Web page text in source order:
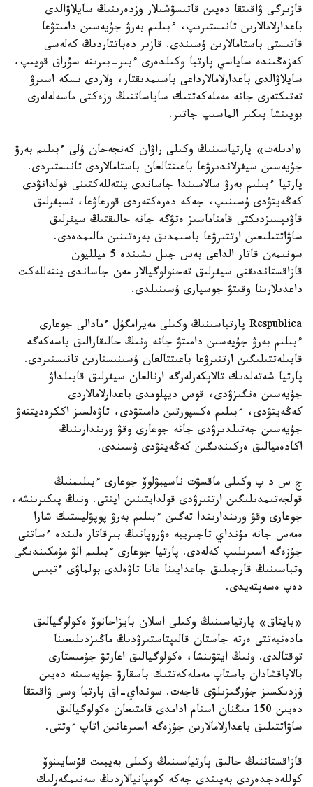
قازىرگى ۋاقىتقا دەيىن قاتىسۋشىلار وزدەرىنىڭ سايلاۋالدى
باعدارلامالارىن تانىستىرىپ، ءبىلىم بەرۋ جۇيەسىن دامىتۋعا
قاتىستى باستامالارىن ۇسىندى. قازىر دەباتتاردىڭ كەلەسى
كەزەڭىندە ساياسي پارتيا وكىلدەرى ءبىر-بىرىنە سۇراق قويىپ،
سايلاۋالدى باعدارلامالارداعى باسىمدىقتار، ولاردى ىسكە اسىرۋ
تەتىكتەرى جانە مەملەكەتتىك ساياساتتىڭ وزەكتى ماسەلەلەرى
بويىنشا پىكىر الماسىپ جاتىر.
«ادىلەت» پارتياسىنىڭ وكىلى راۋان كەنجەحان ۇلى ءبىلىم بەرۋ
جۇيەسىن سيفرلاندىرۋعا باعىتتالعان باستامالاردى تانىستىردى.
پارتيا ءبىلىم بەرۋ سالاسىندا جاساندى ينتەللەكتىنى قولدانۋدى
كەڭەيتۋدى ۇسىنىپ، جەكە دەرەكتەردى قورعاۋعا، تسيفرلىق
قاۋىپسىزدىكتى قامتاماسىز ەتۋگە جانە حالىقتىڭ سيفرلىق
ساۋاتتىلىعىن ارتتىرۋعا باسىمدىق بەرەتىنىن مالىمدەدى.
سونىمەن قاتار الداعى بەس جىل ىشىندە 5 ميلليون
قازاقستاندىقتى سيفرلىق تەحنولوگيالار مەن جاساندى ينتەللەكت
داعدىلارىنا وقىتۋ جوسپارى ۇسىنىلدى.
Respublica پارتياسىنىڭ وكىلى مەيرامگۇل ءمادالى جوعارى
ءبىلىم بەرۋ جۇيەسىن دامىتۋ جانە ونىڭ حالىقارالىق باسەكەگە
قابىلەتتىلىگىن ارتتىرۋعا باعىتتالعان ۇسىنىستارىن تانىستىردى.
پارتيا شەتەلدىك تالاپكەرلەرگە ارنالعان سيفرلىق قابىلداۋ
جۇيەسىن ەنگىزۋدى، قوس ديپلومدى باعدارلامالاردى
كەڭەيتۋدى، ءبىلىم ەكسپورتىن دامىتۋدى، تاۋەلسىز اككرەديتتەۋ
جۇيەسىن جەتىلدىرۋدى جانە جوعارى وقۋ ورىندارىنىڭ
اكادەميالىق ەركىندىگىن كەڭەيتۋدى ۇسىندى.
ج س د پ وكىلى ماقسۋت ناسيبۋلوۆ جوعارى ءبىلىمنىڭ
قولجەتىمدىلىگىن ارتتىرۋدى قولدايتىنىن ايتتى. ونىڭ پىكىرىنشە،
جوعارى وقۋ ورىندارىندا تەگىن ءبىلىم بەرۋ پوپۋليستىك شارا
ەمەس جانە مۇنداي تاجىريبە ەۋروپانىڭ بىرقاتار ەلىندە ءساتتى
جۇزەگە اسىرىلىپ كەلەدى. پارتيا جوعارى ءبىلىم الۋ مۇمكىندىگى
وتباسىنىڭ قارجىلىق جاعدايىنا عانا تاۋەلدى بولماۋى ءتيىس
دەپ ەسەپتەيدى.
«بايتاق» پارتياسىنىڭ وكىلى اسلان بايزاحانوۆ ەكولوگيالىق
مادەنيەتتى ەرتە جاستان قالىپتاستىرۋدىڭ ماڭىزدىلىعىنا
توقتالدى. ونىڭ ايتۋىنشا، ەكولوگيالىق اعارتۋ جۇمىستارى
بالاباقشادان باستاپ مەملەكەتتىك باسقارۋ جۇيەسىنە دەيىن
ۇزدىكسىز جۇرگىزىلۋى قاجەت. سونداي-اق پارتيا وسى ۋاقىتقا
دەيىن 150 مىڭنان استام ادامدى قامتىعان ەكولوگيالىق
ساۋاتتىلىق باعدارلامالارىن جۇزەگە اسىرعانىن اتاپ ءوتتى.
قازاقستاننىڭ حالىق پارتياسىنىڭ وكىلى بەيبىت قۇسايىنوۆ
كوللەدجدەردى بەيىندى جەكە كومپانيالاردىڭ سەنىمگەرلىك